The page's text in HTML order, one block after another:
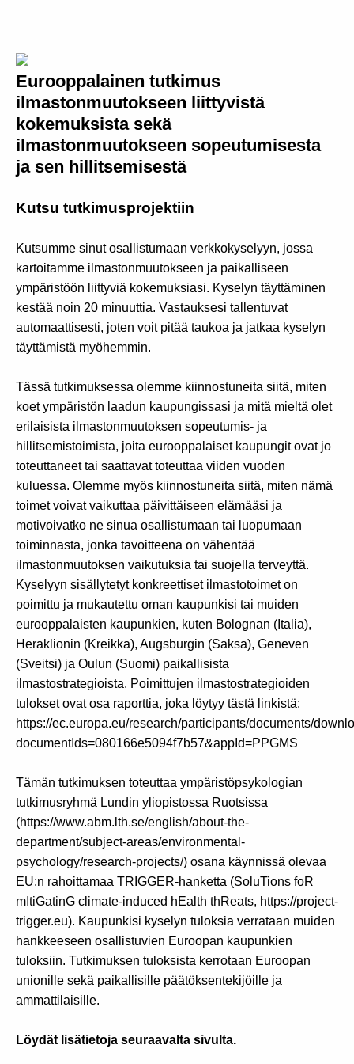
Eurooppalainen tutkimus
ilmastonmuutokseen liittyvistä
kokemuksista sekä
ilmastonmuutokseen sopeutumisesta
ja sen hillitsemisestä
Kutsu tutkimusprojektiin
Kutsumme sinut osallistumaan verkkokyselyyn, jossa
kartoitamme ilmastonmuutokseen ja paikalliseen
ympäristöön liittyviä kokemuksiasi. Kyselyn täyttäminen
kestää noin 20 minuuttia. Vastauksesi tallentuvat
automaattisesti, joten voit pitää taukoa ja jatkaa kyselyn
täyttämistä myöhemmin.
Tässä tutkimuksessa olemme kiinnostuneita siitä, miten
koet ympäristön laadun kaupungissasi ja mitä mieltä olet
erilaisista ilmastonmuutoksen sopeutumis- ja
hillitsemistoimista, joita eurooppalaiset kaupungit ovat jo
toteuttaneet tai saattavat toteuttaa viiden vuoden
kuluessa. Olemme myös kiinnostuneita siitä, miten nämä
toimet voivat vaikuttaa päivittäiseen elämääsi ja
motivoivatko ne sinua osallistumaan tai luopumaan
toiminnasta, jonka tavoitteena on vähentää
ilmastonmuutoksen vaikutuksia tai suojella terveyttä.
Kyselyyn sisällytetyt konkreettiset ilmastotoimet on
poimittu ja mukautettu oman kaupunkisi tai muiden
eurooppalaisten kaupunkien, kuten Bolognan (Italia),
Heraklionin (Kreikka), Augsburgin (Saksa), Geneven
(Sveitsi) ja Oulun (Suomi) paikallisista
ilmastostrategioista. Poimittujen ilmastostrategioiden
tulokset ovat osa raporttia, joka löytyy tästä linkistä:
https://ec.europa.eu/research/participants/documents/
documentIds=080166e5094f7b57&appId=PPGMS
Tämän tutkimuksen toteuttaa ympäristöpsykologian
tutkimusryhmä Lundin yliopistossa Ruotsissa
(https://www.abm.lth.se/english/about-the-
department/subject-areas/environmental-
psychology/research-projects/) osana käynnissä olevaa
EU:n rahoittamaa TRIGGER-hanketta (SoluTions foR
mItiGatinG climate-induced hEalth thReats, https://project-
trigger.eu). Kaupunkisi kyselyn tuloksia verrataan muiden
hankkeeseen osallistuvien Euroopan kaupunkien
tuloksiin. Tutkimuksen tuloksista kerrotaan Euroopan
unionille sekä paikallisille päätöksentekijöille ja
ammattilaisille.
Löydät lisätietoja seuraavalta sivulta.